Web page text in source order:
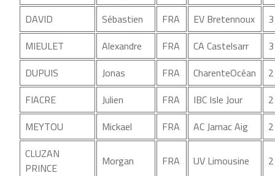
DAVID
Sébastien FRA EV Bretennoux
MIEULET
Alexandre FRA CA Castelsarr
DUPUIS
Jonas FRA CharenteOcéan
FIACRE
Julien FRA IBC Isle Jour
MEYTOU
Mickael FRA AC Jarnac Aig
CLUZAN
PRINCE
Morgan FRA UV Limousine